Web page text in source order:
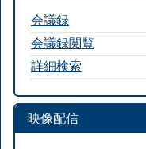
会議録
会議録閲覧
詳細検索
映像配信